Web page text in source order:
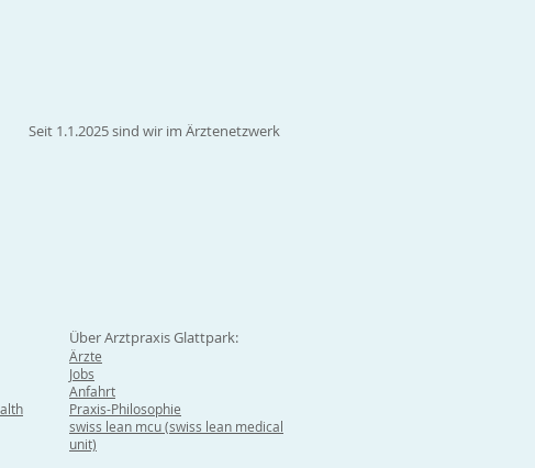
Seit 1.1.2025 sind wir im Ärztenetzwerk
Über Arztpraxis Glattpark:
Ärzte
Jobs
Anfahrt
Praxis-Philosophie
swiss lean mcu (swiss lean medical
unit)